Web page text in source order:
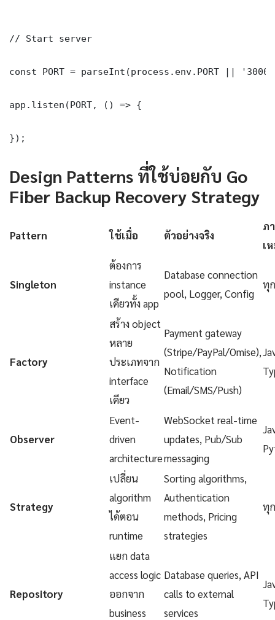
// Start server
const PORT = parseInt(process.env.PORT ||
app.listen(PORT, () => {
});
Design Patterns ที่ใช้บ่อยกับ Go
Fiber Backup Recovery Strategy
Pattern ใช้เมื่อ ตัวอย่างจริง
ภ
เ
Singleton
ต้องการ
instance
เดียวทั้ง app
Database connection
pool, Logger, Config
ทุ
Factory
สร้าง object
หลาย
ประเภทจาก
interface
เดียว
Payment gateway
(Stripe/PayPal/Omise),
Notification
(Email/SMS/Push)
Observer
Event-
driven
architecture
WebSocket real-time
updates, Pub/Sub
messaging
Strategy
เปลี่ยน
algorithm
ได้ตอน
runtime
Sorting algorithms,
Authentication
methods, Pricing
strategies
ทุ
Repository
แยก data
access logic
ออกจาก
business
Database queries, API
calls to external
services